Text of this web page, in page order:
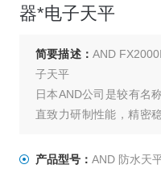
器*电子天平
简要描述： AND
子天平
日本AND公司是较有名
直致力研制性能，精密
用户遍布各行各业。
产品型号： AND 防水天